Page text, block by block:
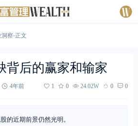
察-正文
背后的赢家和输家
4年前 1 0 24.02W 0 0
的近期前景仍然光明。